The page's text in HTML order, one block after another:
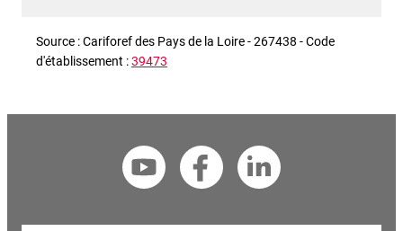
Source : Cariforef des Pays de la Loire - 267438 - Code
d'établissement :39473